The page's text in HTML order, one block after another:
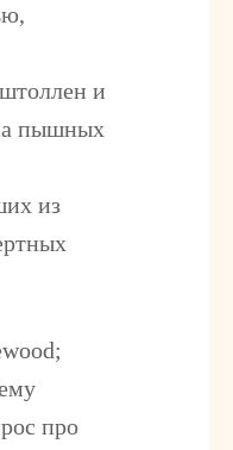
и
пышных
из
про